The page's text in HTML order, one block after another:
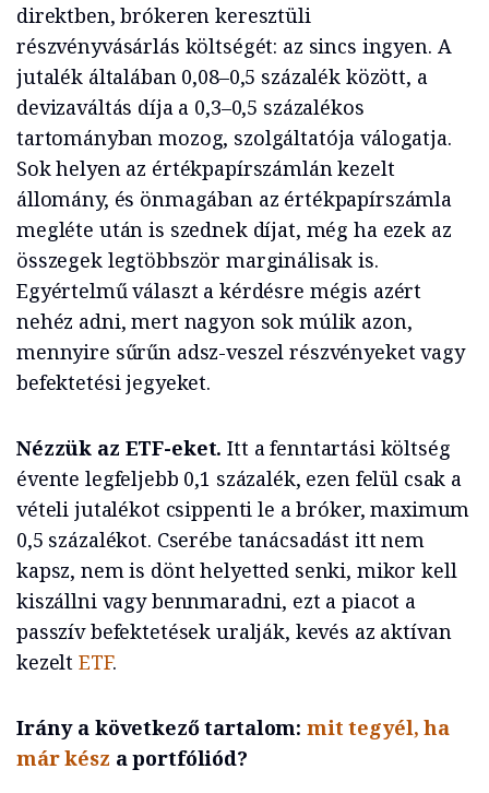
direktben, brókeren keresztüli
részvényvásárlás költségét: az sincs ingyen. A
jutalék általában 0,08–0,5 százalék között, a
devizaváltás díja a 0,3–0,5 százalékos
tartományban mozog, szolgáltatója válogatja.
Sok helyen az értékpapírszámlán kezelt
állomány, és önmagában az értékpapírszámla
megléte után is szednek díjat, még ha ezek az
összegek legtöbbször marginálisak is.
Egyértelmű választ a kérdésre mégis azért
nehéz adni, mert nagyon sok múlik azon,
mennyire sűrűn adsz-veszel részvényeket vagy
befektetési jegyeket.
Nézzük az ETF-eket. Itt a fenntartási költség
évente legfeljebb 0,1 százalék, ezen felül csak a
vételi jutalékot csippenti le a bróker, maximum
0,5 százalékot. Cserébe tanácsadást itt nem
kapsz, nem is dönt helyetted senki, mikor kell
kiszállni vagy bennmaradni, ezt a piacot a
passzív befektetések uralják, kevés az aktívan
kezelt ETF.
Irány a következő tartalom: mit tegyél, ha
már kész a portfóliód?